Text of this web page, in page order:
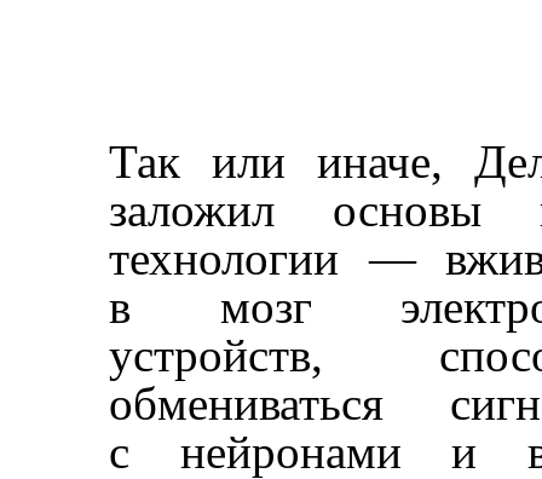
Так или иначе,
заложил основы
технологии —
в мозг
устройств,
обмениваться
с нейронами и